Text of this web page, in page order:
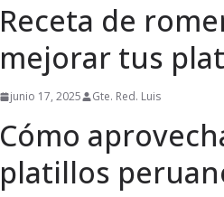
Receta de
mejorar tus
junio 17, 2025 Gte. Red. Luis
Cómo
platillos